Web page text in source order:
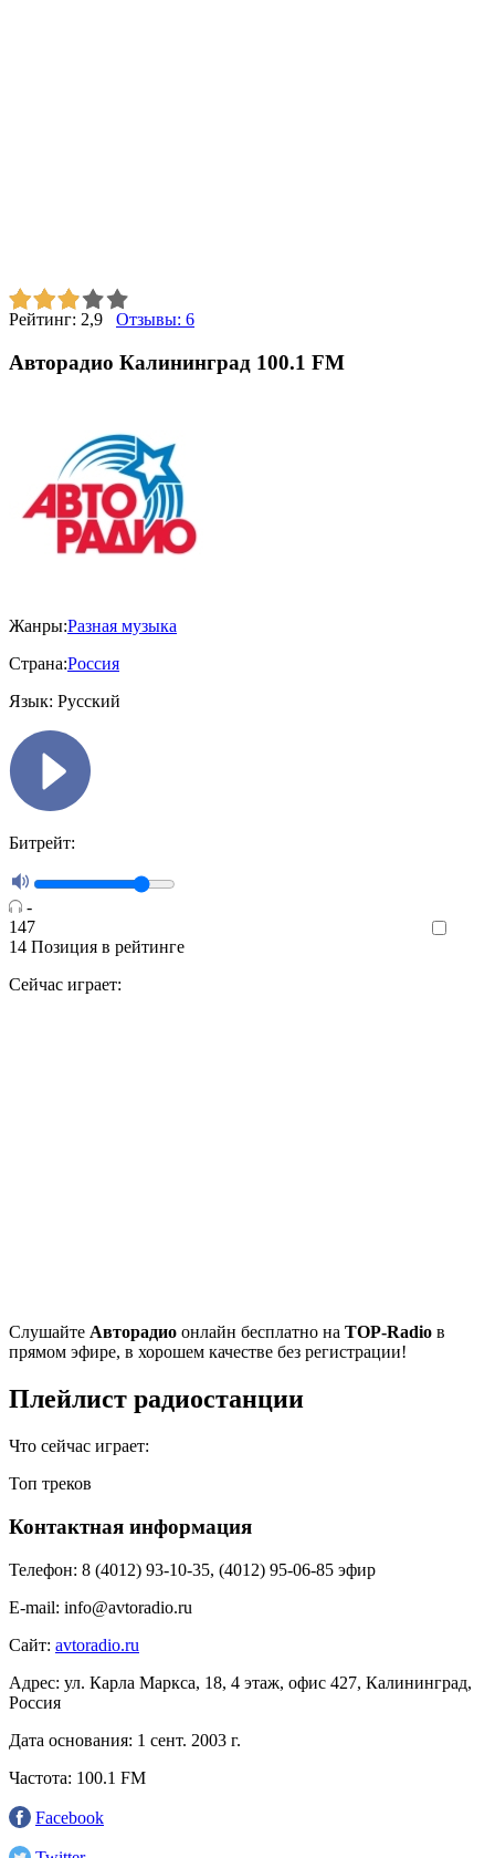
Рейтинг: 2,9 Отзывы: 6
Авторадио Калининград 100.1 FM
Жанры:Разная музыка
Страна:Россия
Язык: Русский
Битрейт:
-
147
14 Позиция в рейтинге
Сейчас играет:
Cлушайте Авторадио онлайн бесплатно на TOP-Radio в
прямом эфире, в хорошем качестве без регистрации!
Плейлист радиостанции
Что сейчас играет:
Топ треков
Контактная информация
Телефон: 8 (4012) 93-10-35, (4012) 95-06-85 эфир
E-mail: info@avtoradio.ru
Сайт: avtoradio.ru
Адрес: ул. Карла Маркса, 18, 4 этаж, офис 427, Калининград,
Россия
Дата основания: 1 сент. 2003 г.
Частота: 100.1 FM
Facebook